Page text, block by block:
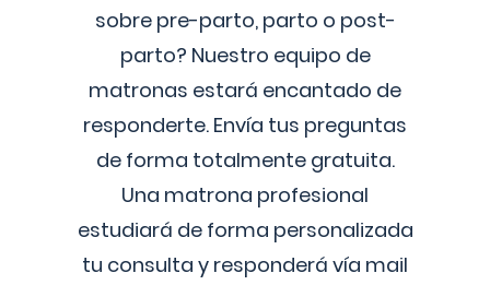
sobre pre-parto, parto o post-
parto? Nuestro equipo de
matronas estará encantado de
responderte. Envía tus preguntas
de forma totalmente gratuita.
Una matrona profesional
estudiará de forma personalizada
tu consulta y responderá vía mail